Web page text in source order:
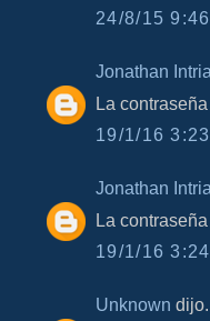
24/8/15
Jonathan
La contraseña
19/1/16
Jonathan
La contraseña
19/1/16
Unknown